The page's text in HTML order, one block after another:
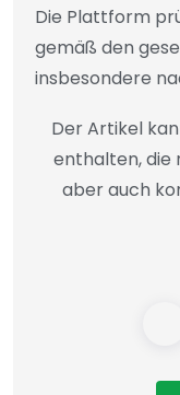
Die Plattform
gemäß den
insbesondere
Der Artikel
enthalten, die
aber auch